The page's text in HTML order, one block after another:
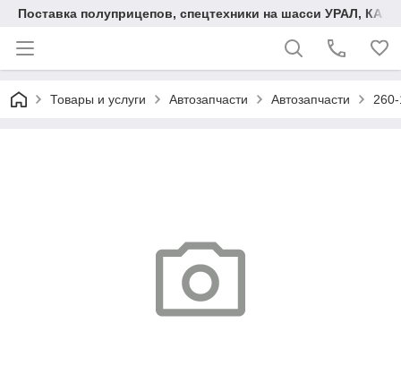
Поставка полуприцепов, спецтехники на шасси УРАЛ,
Товары и услуги Автозапчасти Автозапчасти